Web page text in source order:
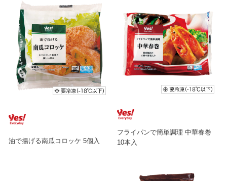
油で揚げる南瓜コロッケ 5個入
フライパンで簡単調理 中華春巻
10本入